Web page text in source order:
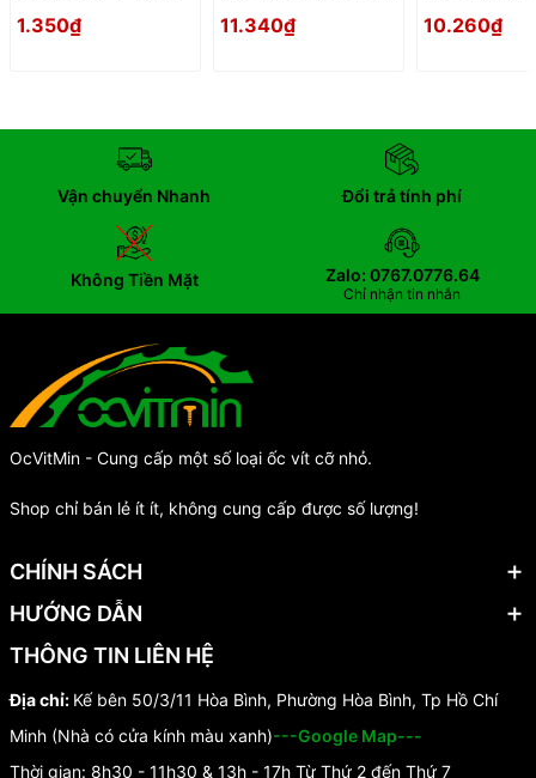
1.350₫ 11.340₫ 10.260₫
Vận chuyển Nhanh Đổi trả tính phí
Không Tiền Mặt Zalo: 0767.0776.64
Chỉ nhận tin nhắn
OcVitMin - Cung cấp một số loại ốc vít cỡ nhỏ.
Shop chỉ bán lẻ ít ít, không cung cấp được số lượng!
CHÍNH SÁCH
HƯỚNG DẪN
THÔNG TIN LIÊN HỆ
Địa chỉ: Kế bên 50/3/11 Hòa Bình, Phường Hòa Bình, Tp Hồ Chí
Minh (Nhà có cửa kính màu xanh)---Google Map---
Thời gian: 8h30 - 11h30 & 13h - 17h Từ Thứ 2 đến Thứ 7